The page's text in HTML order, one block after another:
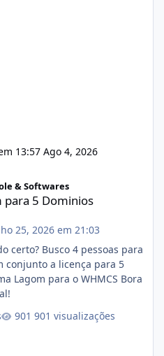
13:57 Ago 4, 2026
& Softwares
para 5 Dominios
25, 2026 em 21:03
certo? Busco 4 pessoas para
conjunto a licença para 5
para o WHMCS Bora
901 visualizações